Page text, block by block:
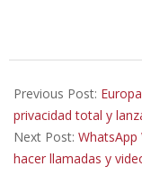
06-
25
Previous Post:
privacidad total y
Next Post: WhatsApp
hacer llamadas y